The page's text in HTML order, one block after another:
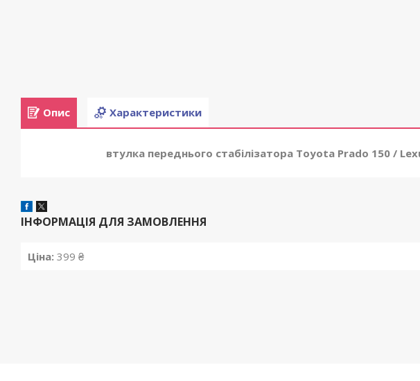
Опис Характеристики
втулка переднього стабілізатора Toyota Prado 150 /
ІНФОРМАЦІЯ ДЛЯ ЗАМОВЛЕННЯ
Ціна: 399 ₴